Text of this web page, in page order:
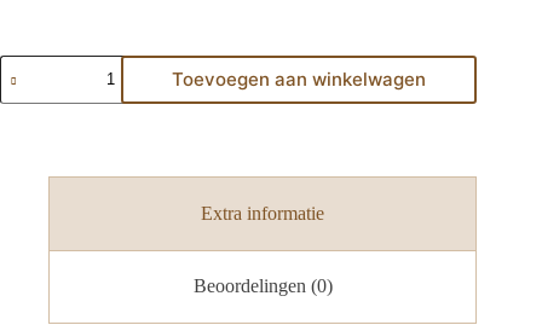
Toevoegen aan winkelwagen
Extra informatie
Beoordelingen (0)